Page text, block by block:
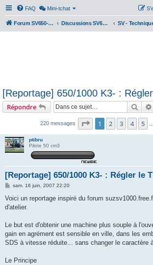
FAQ Mini-tchat
Forum SV650-SV1000 Discussions SV650 & SV1000 N/S SV -
[Reportage] 650/1000 K3- :
Répondre
220 messages Page 1sur15
1 2 3 4 5
ptibru
Pilote 50 cm3
[Reportage] 650/1000 K3- : Régler le
M
s
a
sam. 16 juin, 2007 22:20
Voici un reportage inspiré du forum
d'atelier.
Le but est d'obtenir une machine plus souple à
gain en agrément est sensible en ville, dans les
SDS à vitesse réduite... sans changer le caractère
Le Principe